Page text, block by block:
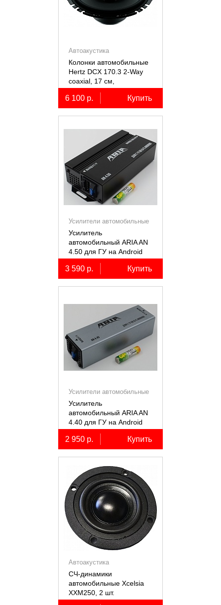
Автоакустика
Колонки автомобильные
Hertz DCX 170.3 2-Way
coaxial, 17 см,
коаксиальные
двухполосные, 2 шт.
6 100 р. Купить
Усилители автомобильные
Усилитель
автомобильный ARIA AN
4.50 для ГУ на Android
3 590 р. Купить
Усилители автомобильные
Усилитель
автомобильный ARIA AN
4.40 для ГУ на Android
2 950 р. Купить
Автоакустика
СЧ-динамики
автомобильные Xcelsia
XXM250, 2 шт.